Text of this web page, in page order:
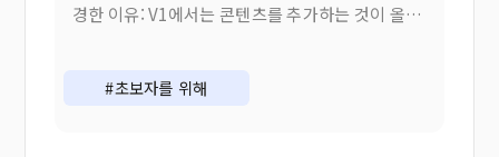
경한 이유: V1에서는 콘텐츠를 추가하는 것이 올바
#초보자를 위해